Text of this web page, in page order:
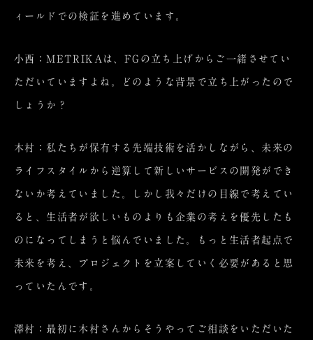
ィールドでの検証を進めています。
小西：METRIKAは、FGの立ち上げからご一緒させてい
ただいていますよね。どのような背景で立ち上がったので
しょうか？
木村：私たちが保有する先端技術を活かしながら、未来の
ライフスタイルから逆算して新しいサービスの開発ができ
ないか考えていました。しかし我々だけの目線で考えてい
ると、生活者が欲しいものよりも企業の考えを優先したも
のになってしまうと悩んでいました。もっと生活者起点で
未来を考え、プロジェクトを立案していく必要があると思
っていたんです。
澤村：最初に木村さんからそうやってご相談をいただいた